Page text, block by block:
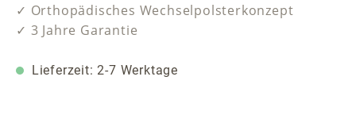
✓ Orthopädisches Wechselpolsterkonzept
✓ 3 Jahre Garantie
Lieferzeit: 2-7 Werktage